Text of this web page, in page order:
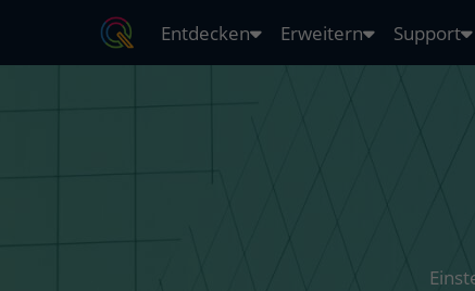
Entdecken Erweitern Support